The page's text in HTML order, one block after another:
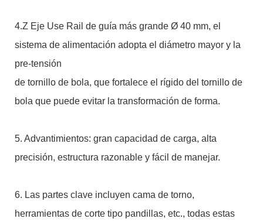
4.Z Eje Use Rail de guía más grande Ø 40 mm, el
sistema de alimentación adopta el diámetro mayor y la
pre-tensión
de tornillo de bola, que fortalece el rígido del tornillo de
bola que puede evitar la transformación de forma.
5. Advantimientos: gran capacidad de carga, alta
precisión, estructura razonable y fácil de manejar.
6. Las partes clave incluyen cama de torno,
herramientas de corte tipo pandillas, etc., todas estas